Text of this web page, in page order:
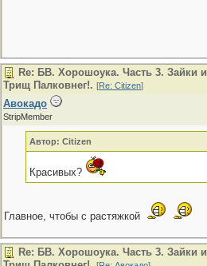
Re: БВ. Хорошоука. Часть 3. Зайки и
Трищ Палковнег!. [Re: Citizen]
Авокадо
StripMember
Автор: Citizen
Красивых?
Главное, чтобы с растяжкой
Re: БВ. Хорошоука. Часть 3. Зайки и